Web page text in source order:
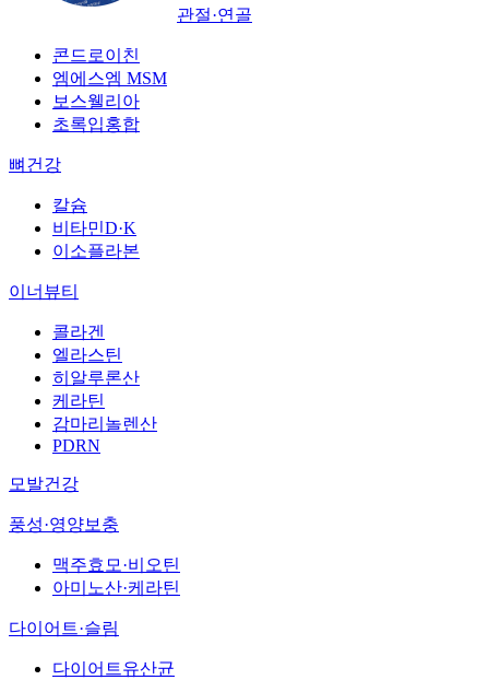
관절·연골
콘드로이친
엠에스엠 MSM
보스웰리아
초록입홍합
뼈건강
칼슘
비타민D·K
이소플라본
이너뷰티
콜라겐
엘라스틴
히알루론산
케라틴
감마리놀렌산
PDRN
모발건강
풍성·영양보충
맥주효모·비오틴
아미노산·케라틴
다이어트·슬림
다이어트유산균